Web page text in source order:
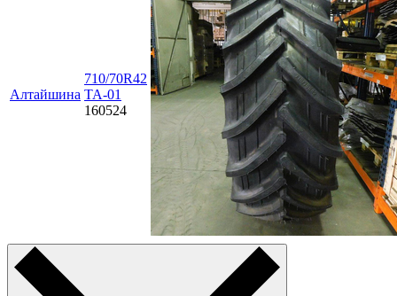
Алтайшина
710/70R42
TA-01
160524